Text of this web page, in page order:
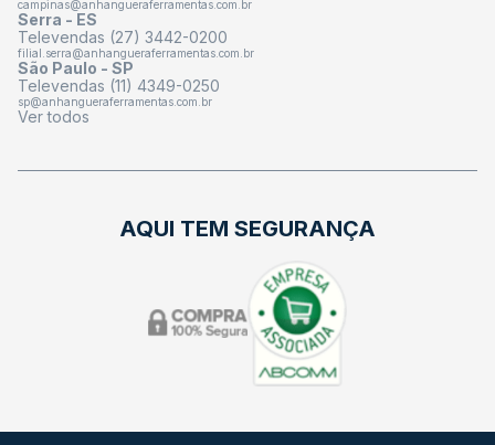
campinas@anhangueraferramentas.com.br
Serra - ES
Televendas (27) 3442-0200
filial.serra@anhangueraferramentas.com.br
São Paulo - SP
Televendas (11) 4349-0250
sp@anhangueraferramentas.com.br
Ver todos
AQUI TEM SEGURANÇA